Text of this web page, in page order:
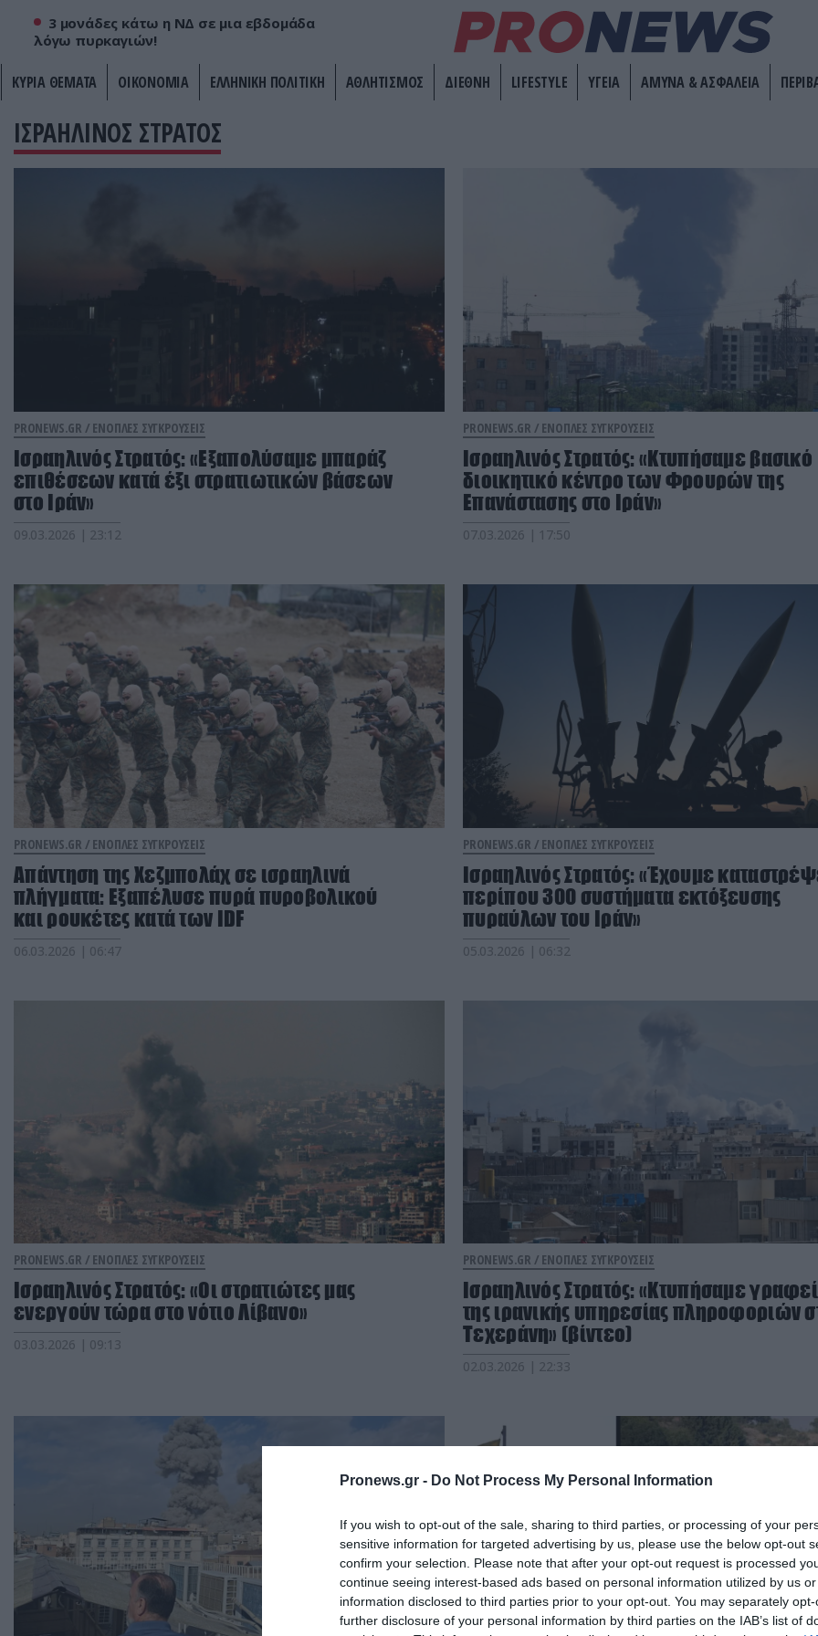
Pronews.gr - Do Not Process My Personal Information
If you wish to opt-out of the sale, sharing to third parties, or processing of your
sensitive information for targeted advertising by us, please use the below opt-out
confirm your selection. Please note that after your opt-out request is processed
continue seeing interest-based ads based on personal information utilized by us
information disclosed to third parties prior to your opt-out. You may separately
further disclosure of your personal information by third parties on the IAB’s list of
3 μονάδες κάτω η ΝΔ σε μια εβδομάδα
λόγω πυρκαγιών!
ΚΥΡΙΑ ΘΕΜΑΤΑ ΟΙΚΟΝΟΜΙΑ ΕΛΛΗΝΙΚΗ ΠΟΛΙΤΙΚΗ ΑΘΛΗΤΙΣΜΟΣ ΔΙΕΘΝΗ LIFESTYLE ΥΓΕΙΑ ΑΜΥΝΑ & ΑΣΦΑΛΕΙΑ
ΙΣΡΑΗΛΙΝΟΣ ΣΤΡΑΤΟΣ
PRONEWS.GR / ΕΝΟΠΛΕΣ ΣΥΓΚΡΟΥΣΕΙΣ
Ισραηλινός Στρατός: «Εξαπολύσαμε μπαράζ
επιθέσεων κατά έξι στρατιωτικών βάσεων
στο Ιράν»
09.03.2026 | 23:12
PRONEWS.GR / ΕΝΟΠΛΕΣ ΣΥΓΚΡΟΥΣΕΙΣ
Ισραηλινός Στρατός: «Κτυπήσαμε βασικό
διοικητικό κέντρο των Φρουρών της
Επανάστασης στο Ιράν»
07.03.2026 | 17:50
PRONEWS.GR / ΕΝΟΠΛΕΣ ΣΥΓΚΡΟΥΣΕΙΣ
Απάντηση της Χεζμπολάχ σε ισραηλινά
πλήγματα: Εξαπέλυσε πυρά πυροβολικού
και ρουκέτες κατά των IDF
06.03.2026 | 06:47
PRONEWS.GR / ΕΝΟΠΛΕΣ ΣΥΓΚΡΟΥΣΕΙΣ
Ισραηλινός Στρατός: «Έχουμε
περίπου 300 συστήματα εκτόξευσης
πυραύλων του Ιράν»
05.03.2026 | 06:32
PRONEWS.GR / ΕΝΟΠΛΕΣ ΣΥΓΚΡΟΥΣΕΙΣ
Ισραηλινός Στρατός: «Οι στρατιώτες μας
ενεργούν τώρα στο νότιο Λίβανο»
03.03.2026 | 09:13
PRONEWS.GR / ΕΝΟΠΛΕΣ ΣΥΓΚΡΟΥΣΕΙΣ
Ισραηλινός Στρατός: «Κτυπήσαμε
της ιρανικής υπηρεσίας πληροφοριών
Τεχεράνη» (βίντεο)
02.03.2026 | 22:33